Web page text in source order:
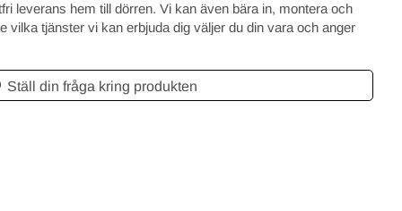
leverans hem till dörren. Vi kan även bära in, montera och
vilka tjänster vi kan erbjuda dig väljer du din vara och anger
Ställ din fråga kring produkten